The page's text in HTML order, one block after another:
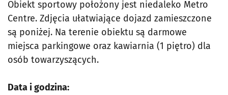
Obiekt sportowy położony jest niedaleko Metro
Centre. Zdjęcia ułatwiające dojazd zamieszczone
są poniżej. Na terenie obiektu są darmowe
miejsca parkingowe oraz kawiarnia (1 piętro) dla
osób towarzyszących.
Data i godzina: